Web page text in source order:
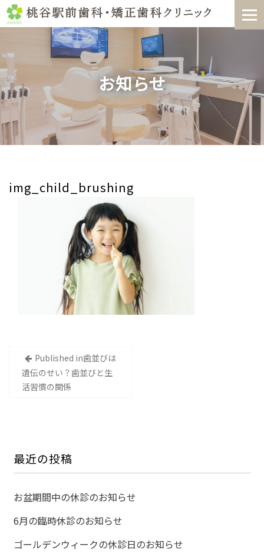
Skip
to
お知らせ
img_child_brushing
投
稿
ナ
シ
ョ
ン
Published in歯並びは
遺伝のせい？歯並びと生
活習慣の関係
最近の投稿
お盆期間中の休診のお知らせ
6月の臨時休診のお知らせ
ゴールデンウィークの休診日のお知らせ